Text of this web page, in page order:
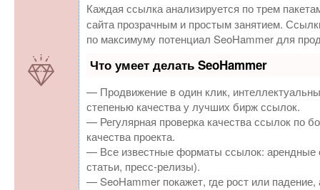
Каждая ссылка анализируется по трем
сайта прозрачным и простым занятием.
по максимуму потенциал SeoHammer для
Что умеет делать SeoHammer
— Продвижение в один клик,
степенью качества у лучших бирж ссылок.
— Регулярная проверка качества ссылок по
качества проекта.
— Все известные форматы ссылок: арендные
статьи, пресс-релизы).
— SeoHammer покажет, где рост или